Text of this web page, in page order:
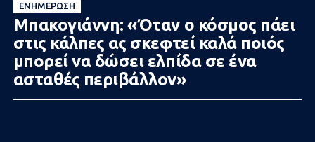
ΕΝΗΜΈΡΩΣΗ
Μπακογιάννη: «Όταν ο κόσμος πάει
στις κάλπες ας σκεφτεί καλά ποιός
μπορεί να δώσει ελπίδα σε ένα
ασταθές περιβάλλον»